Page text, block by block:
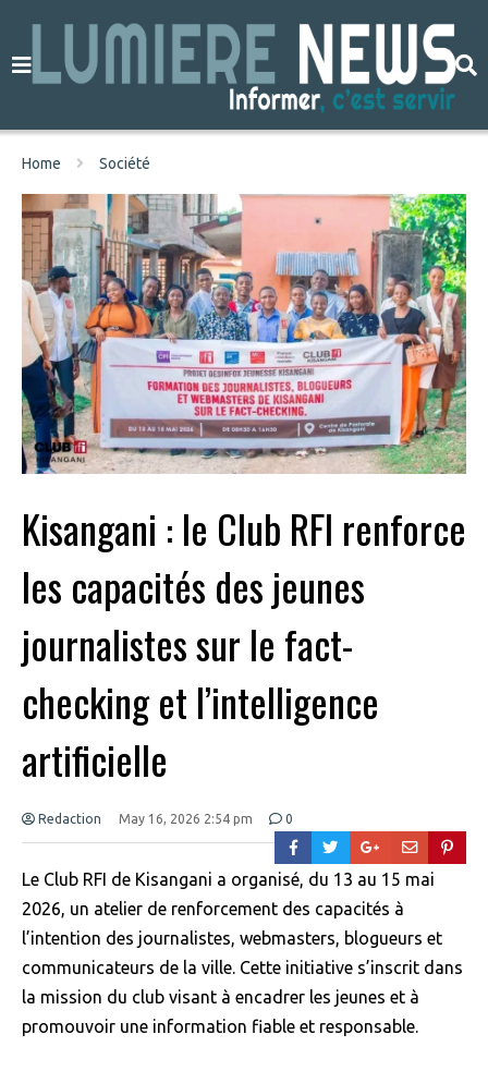
Home Société
Kisangani : le Club RFI renforce
les capacités des jeunes
journalistes sur le fact-
checking et l’intelligence
artificielle
Redaction May 16, 2026 2:54 pm 0
Le Club RFI de Kisangani a organisé, du 13 au 15 mai
2026, un atelier de renforcement des capacités à
l’intention des journalistes, webmasters, blogueurs et
communicateurs de la ville. Cette initiative s’inscrit dans
la mission du club visant à encadrer les jeunes et à
promouvoir une information fiable et responsable.